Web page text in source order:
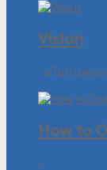
Vision
. นโยบายคุณ
How to
...